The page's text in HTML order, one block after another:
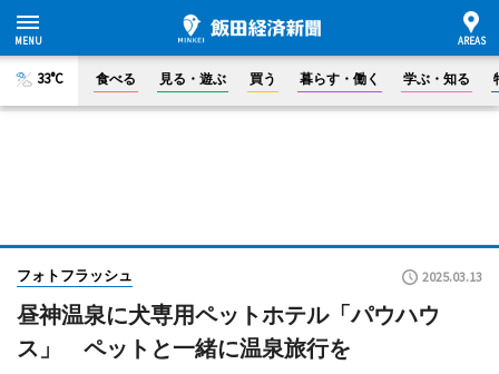
33°C 食べる 見る・遊ぶ 買う 暮らす・働く 学ぶ・知る
フォトフラッシュ 2025.03.13
昼神温泉に犬専用ペットホテル「パウハウ
ス」 ペットと一緒に温泉旅行を